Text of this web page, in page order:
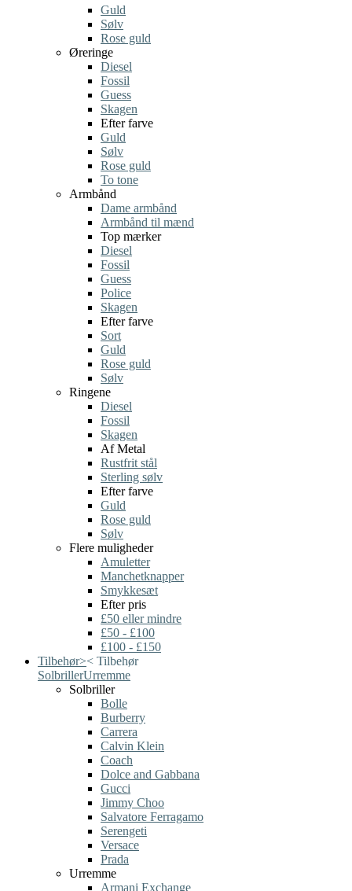
Guld
Sølv
Rose guld
Øreringe
Diesel
Fossil
Guess
Skagen
Efter farve
Guld
Sølv
Rose guld
To tone
Armbånd
Dame armbånd
Armbånd til mænd
Top mærker
Diesel
Fossil
Guess
Police
Skagen
Efter farve
Sort
Guld
Rose guld
Sølv
Ringene
Diesel
Fossil
Skagen
Af Metal
Rustfrit stål
Sterling sølv
Efter farve
Guld
Rose guld
Sølv
Flere muligheder
Amuletter
Manchetknapper
Smykkesæt
Efter pris
£50 eller mindre
£50 - £100
£100 - £150
Tilbehør>< Tilbehør
SolbrillerUrremme
Solbriller
Bolle
Burberry
Carrera
Calvin Klein
Coach
Dolce and Gabbana
Gucci
Jimmy Choo
Salvatore Ferragamo
Serengeti
Versace
Prada
Urremme
Armani Exchange